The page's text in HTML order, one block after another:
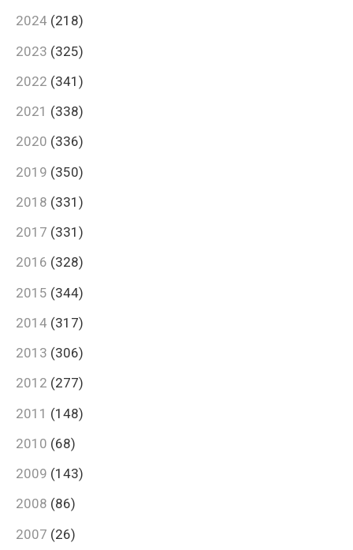
2024 (218)
2023 (325)
2022 (341)
2021 (338)
2020 (336)
2019 (350)
2018 (331)
2017 (331)
2016 (328)
2015 (344)
2014 (317)
2013 (306)
2012 (277)
2011 (148)
2010 (68)
2009 (143)
2008 (86)
2007 (26)